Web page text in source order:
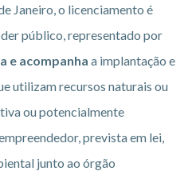
Janeiro, o licenciamento é
público, representado por
e acompanha a implantação e
utilizam recursos naturais ou
ou potencialmente
prevista em lei,
junto ao órgão